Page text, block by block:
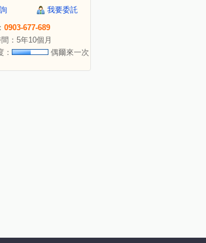
我要委託
0903-677-689
：5年10個月
：
偶爾來一次